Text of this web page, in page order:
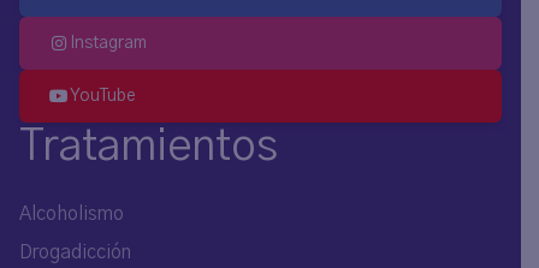
Instagram
YouTube
Tratamientos
Alcoholismo
Drogadicción